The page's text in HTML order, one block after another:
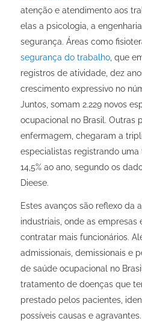
atenção e atendimento aos
elas a psicologia, a
segurança. Áreas como
segurança do trabalho, que
registros de atividade, dez
crescimento expressivo no
Juntos, somam 2.229 novos
ocupacional no Brasil. Outras
enfermagem, chegaram a
especialistas registrando
14,5% ao ano, segundo os
Dieese.
Estes avanços são reflexo da
industriais, onde as
contratar mais funcionários.
admissionais, demissionais e
de saúde ocupacional no
tratamento de doenças que
prestado pelos pacientes,
possíveis causas e agravantes.